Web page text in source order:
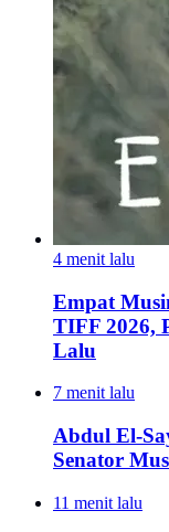
4 menit lalu
Empat
TIFF 2026,
Lalu
7 menit lalu
Abdul El-
Senator
11 menit lalu